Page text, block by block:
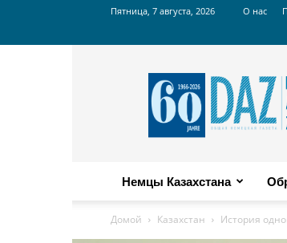
Пятница, 7 августа, 2026 О нас
DAZ
Немцы Казахстана
Домой Казахстан История